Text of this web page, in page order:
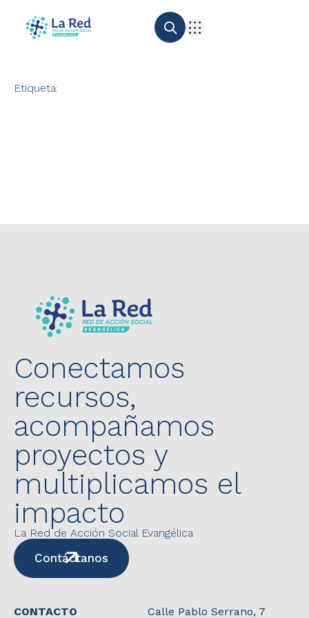
Etiqueta:
Conectamos
recursos,
acompañamos
proyectos y
multiplicamos el
impacto
La Red de Acción Social Evangélica
Contáctanos
CONTACTO
Calle Pablo Serrano, 7